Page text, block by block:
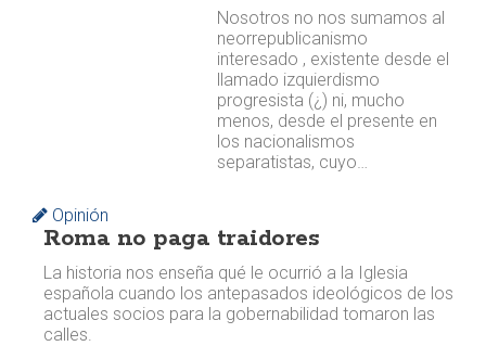
Nosotros no nos sumamos al
neorrepublicanismo
interesado , existente desde el
llamado izquierdismo
progresista (¿) ni, mucho
menos, desde el presente en
los nacionalismos
separatistas, cuyo…
Opinión
Roma no paga traidores
La historia nos enseña qué le ocurrió a la Iglesia
española cuando los antepasados ideológicos de los
actuales socios para la gobernabilidad tomaron las
calles. ​